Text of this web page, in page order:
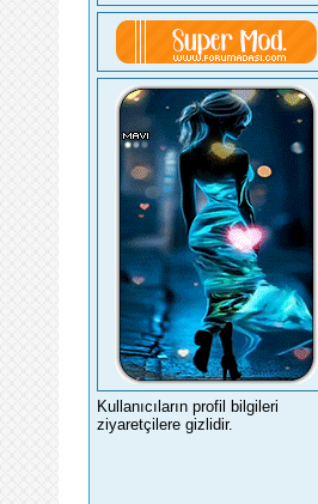
Kullanıcıların profil bilgileri
ziyaretçilere gizlidir.